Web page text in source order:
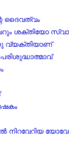
ദൈവത്വം
ശക്തിയോ
വ്യക്തിയാണ്
നിറവേറിയ